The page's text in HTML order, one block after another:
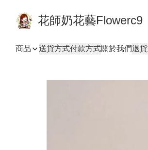
花師奶花藝Flowerc9
商品 送貨方式付款方式關於我們退